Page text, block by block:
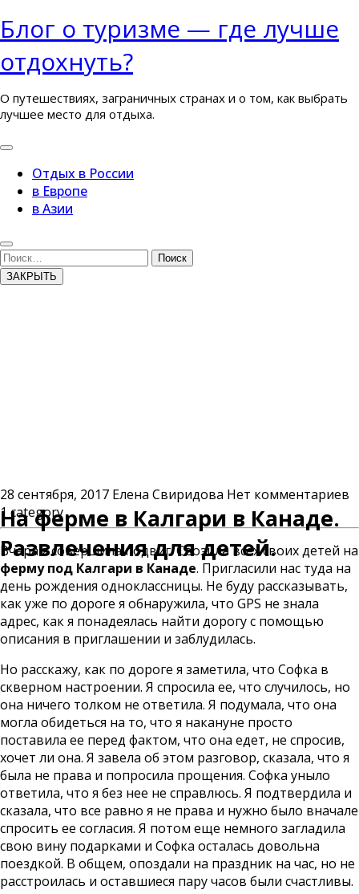
Перейти
к
содержимому
Блог о туризме — где лучше
отдохнуть?
О путешествиях, заграничных странах и о том, как выбрать
лучшее место для отдыха.
Кнопка
Отдых в России
в Европе
в Азии
Кнопка
Закрыть
Поиск
ЗАКРЫТЬ
На ферме в Калгари в Канаде.
Развлечения для детей.
28 сентября, 2017 Елена Свиридова Нет комментариев
1 category
Вчера я совершила подвиг. Свозила всех своих детей на
ферму под Калгари в Канаде. Пригласили нас туда на
день рождения одноклассницы. Не буду рассказывать,
как уже по дороге я обнаружила, что GPS не знала
адрес, как я понадеялась найти дорогу с помощью
описания в приглашении и заблудилась.
Но расскажу, как по дороге я заметила, что Софка в
скверном настроении. Я спросила ее, что случилось, но
она ничего толком не ответила. Я подумала, что она
могла обидеться на то, что я накануне просто
поставила ее перед фактом, что она едет, не спросив,
хочет ли она. Я завела об этом разговор, сказала, что я
была не права и попросила прощения. Софка уныло
ответила, что я без нее не справлюсь. Я подтвердила и
сказала, что все равно я не права и нужно было вначале
спросить ее согласия. Я потом еще немного загладила
свою вину подарками и Софка осталась довольна
поездкой. В общем, опоздали на праздник на час, но не
расстроилась и оставшиеся пару часов были счастливы.